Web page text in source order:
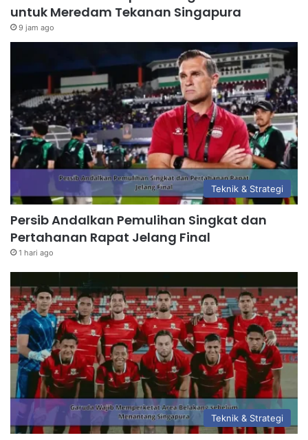
untuk Meredam Tekanan Singapura
9 jam ago
Teknik & Strategi
Persib Andalkan Pemulihan Singkat dan
Pertahanan Rapat Jelang Final
1 hari ago
Teknik & Strategi